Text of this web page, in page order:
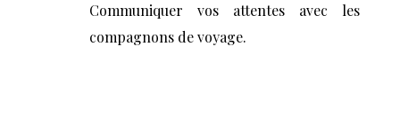
Communiquer vos attentes avec les
compagnons de voyage.